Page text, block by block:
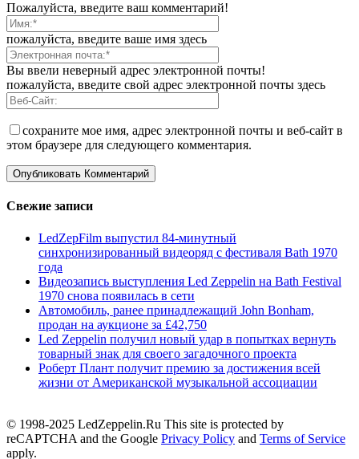
Пожалуйста, введите ваш комментарий!
пожалуйста, введите ваше имя здесь
Вы ввели неверный адрес электронной почты!
пожалуйста, введите свой адрес электронной почты здесь
сохраните мое имя, адрес электронной почты и веб-сайт в
этом браузере для следующего комментария.
Свежие записи
LedZepFilm выпустил 84-минутный
синхронизированный видеоряд с фестиваля Bath 1970
года
Видеозапись выступления Led Zeppelin на Bath Festival
1970 снова появилась в сети
Автомобиль, ранее принадлежащий John Bonham,
продан на аукционе за £42,750
Led Zeppelin получил новый удар в попытках вернуть
товарный знак для своего загадочного проекта
Роберт Плант получит премию за достижения всей
жизни от Американской музыкальной ассоциации
© 1998-2025 LedZeppelin.Ru This site is protected by
reCAPTCHA and the Google Privacy Policy and Terms of Service
apply.